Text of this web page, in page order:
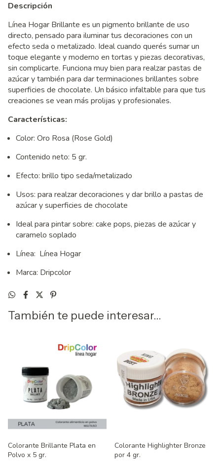
Descripción
Línea Hogar Brillante es un pigmento brillante de uso
directo, pensado para iluminar tus decoraciones con un
efecto seda o metalizado. Ideal cuando querés sumar un
toque elegante y moderno en tortas y piezas decorativas,
sin complicarte. Funciona muy bien para realzar pastas de
azúcar y también para dar terminaciones brillantes sobre
superficies de chocolate. Un básico infaltable para que tus
creaciones se vean más prolijas y profesionales.
Características:
Color: Oro Rosa (Rose Gold)
Contenido neto: 5 gr.
Efecto: brillo tipo seda/metalizado
Usos: para realzar decoraciones y dar brillo a pastas de
azúcar y superficies de chocolate
Ideal para pintar sobre: cake pops, piezas de azúcar y
caramelo soplado
Línea: Línea Hogar
Marca: Dripcolor
También te puede interesar...
Colorante Brillante Plata en
Polvo x 5 gr.
Colorante Highlighter Bronze
por 4 gr.